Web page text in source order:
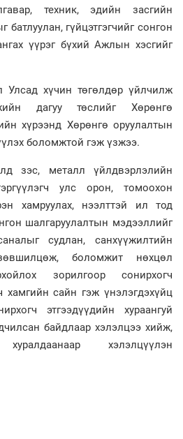
техник, эдийн засгийн
батлуулан, гүйцэтгэгчийг сонгон
үүрэг бүхий Ажлын хэсгийг
хүчин төгөлдөр үйлчилж
дагуу төслийг Хөрөнгө
хүрээнд Хөрөнгө оруулалтын
боломжтой гэж үзжээ.
зэс, металл үйлдвэрлэлийн
улс орон, томоохон
хамруулах, нээлттэй ил тод
шалгаруулалтын мэдээллийг
судлан, санхүүжилтийн
боломжит нөхцөл
зорилгоор сонирхогч
хамгийн сайн гэж үнэлэгдэхүйц
этгээдүүдийн хураангуй
байдлаар хэлэлцээ хийж,
хэлэлцүүлэн